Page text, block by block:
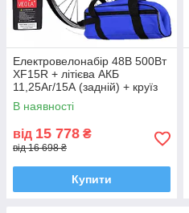
Електровелонабір 48В 500Вт
XF15R + літієва АКБ
11,25Аг/15А (задній) + круїз
В наявності
від 15 778 ₴
від 16 698 ₴
Купити